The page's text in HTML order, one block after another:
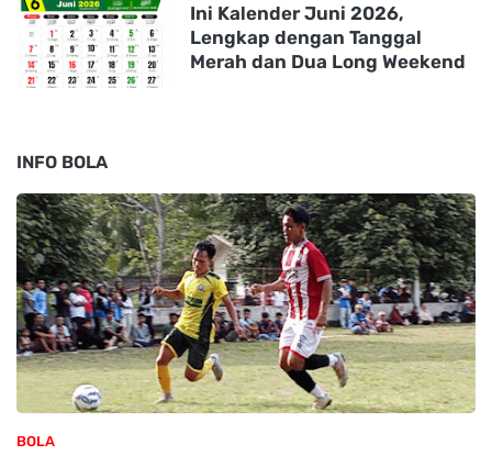
Ini Kalender Juni 2026,
Lengkap dengan Tanggal
Merah dan Dua Long Weekend
INFO BOLA
BOLA